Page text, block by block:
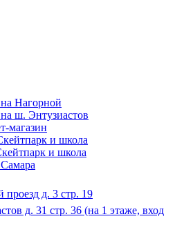
Нагорной
ш. Энтузиастов
магазин
и школа
и школа
д. 3 стр. 19
д. 31 стр. 36 (на 1 этаже, вход